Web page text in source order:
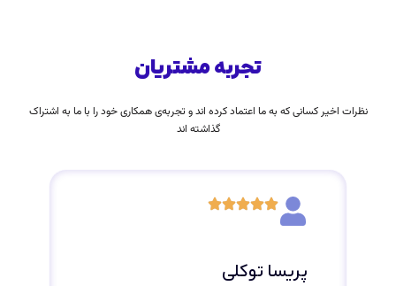
تجربه مشتریان
نظرات اخیر کسانی که به ما اعتماد کرده اند و تجربه‌ی همکاری خود را با ما به اشتراک
گذاشته اند
پریسا توکلی